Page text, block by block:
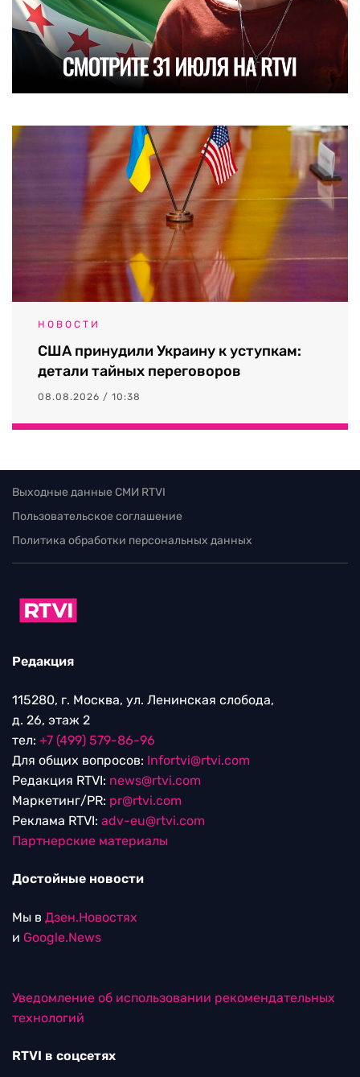
НОВОСТИ
США принудили Украину к уступкам:
детали тайных переговоров
08.08.2026 / 10:38
Выходные данные СМИ RTVI
Пользовательское соглашение
Политика обработки персональных данных
Редакция
115280, г. Москва, ул. Ленинская слобода,
д. 26, этаж 2
тел: +7 (499) 579-86-96
Для общих вопросов: Infortvi@rtvi.com
Редакция RTVI: news@rtvi.com
Маркетинг/PR: pr@rtvi.com
Реклама RTVI: adv-eu@rtvi.com
Партнерские материалы
Достойные новости
Мы в Дзен.Новостях
и Google.News
Уведомление об использовании рекомендательных
технологий
RTVI в соцсетях